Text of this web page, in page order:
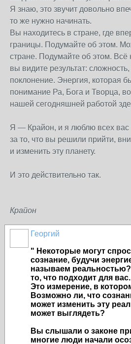
Я знаю, это звучит довольно
то же нужно начинать.
Вы находитесь в стране, где
границы. Подумайте об этом.
стране. Подумайте об этом. Всё
вы видите результат: сложность,
поклонение. Энергия, которая
понимание Ра, Бога и Творца,
нашей сегодняшней работой
Я — Крайон, и я люблю всех вас
за то, что вы решили прийти,
и изменить эту планету.
И это действительно так.
Крайон
Георгий
" Некоторые могут
сознание, будучи
называем
то, что подходит для
Это измерение, в
Возможно ли, что
может изменить эту
может выглядеть?
Вы слышали о законе
многие люди начали